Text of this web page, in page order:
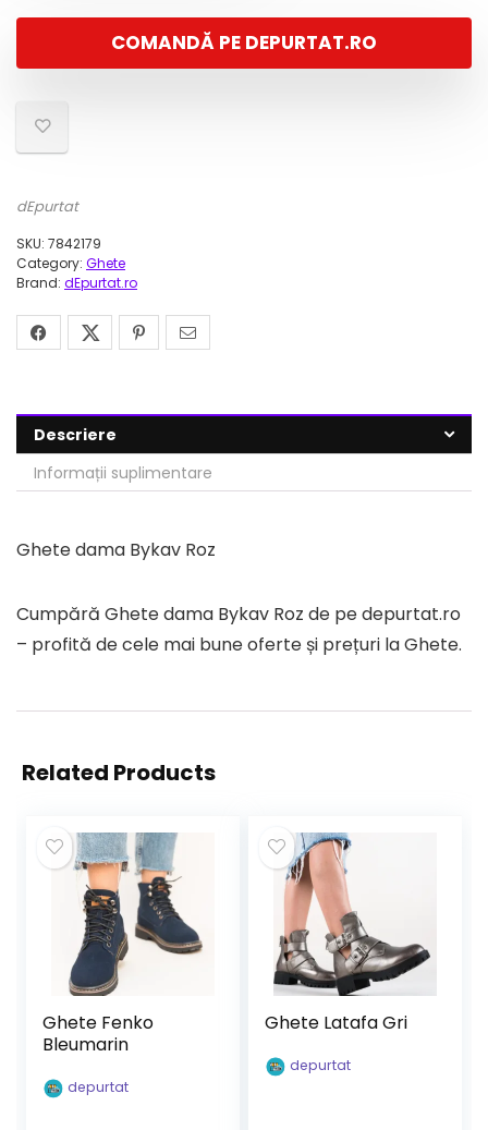
a
fost:
este:
87,54 lei.
COMANDĂ PE DEPURTAT.RO
dEpurtat
SKU: 7842179
Category: Ghete
Brand: dEpurtat.ro
Descriere
Informații suplimentare
Ghete dama Bykav Roz
Cumpără Ghete dama Bykav Roz de pe depurtat.ro
– profită de cele mai bune oferte și prețuri la Ghete.
Related Products
Ghete Fenko
Bleumarin
depurtat
Ghete Latafa Gri
depurtat